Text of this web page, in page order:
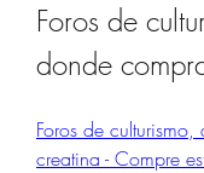
Foros de
donde
Foros de
creatina - Compre